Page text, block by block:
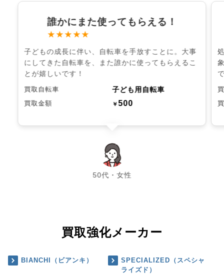
誰かにまた使ってもらえる！
★★★★★
子どもの成長に伴い、自転車を手放すことに。大事
にしてきた自転車を、また誰かに使ってもらえるこ
とが嬉しいです！
買取自転車 子ども用自転車
買取金額 ￥500
50代・女性
chevron_left chevron_right
買取強化メーカー
BIANCHI（ビアンキ）
SPECIALIZED（スペシャ
ライズド）